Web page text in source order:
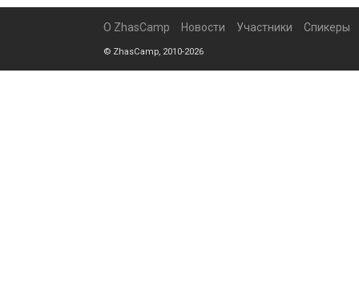
О ZhasCamp Новости Участники Спикеры
© ZhasCamp, 2010-2026